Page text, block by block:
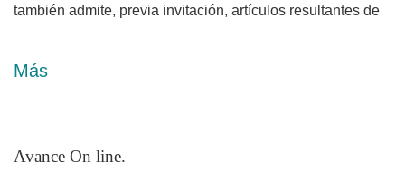
también admite, previa invitación, artículos resultantes de
hayan obtenido una calificación excelente, y cumplan los
Más
Avisos
Avance On line.